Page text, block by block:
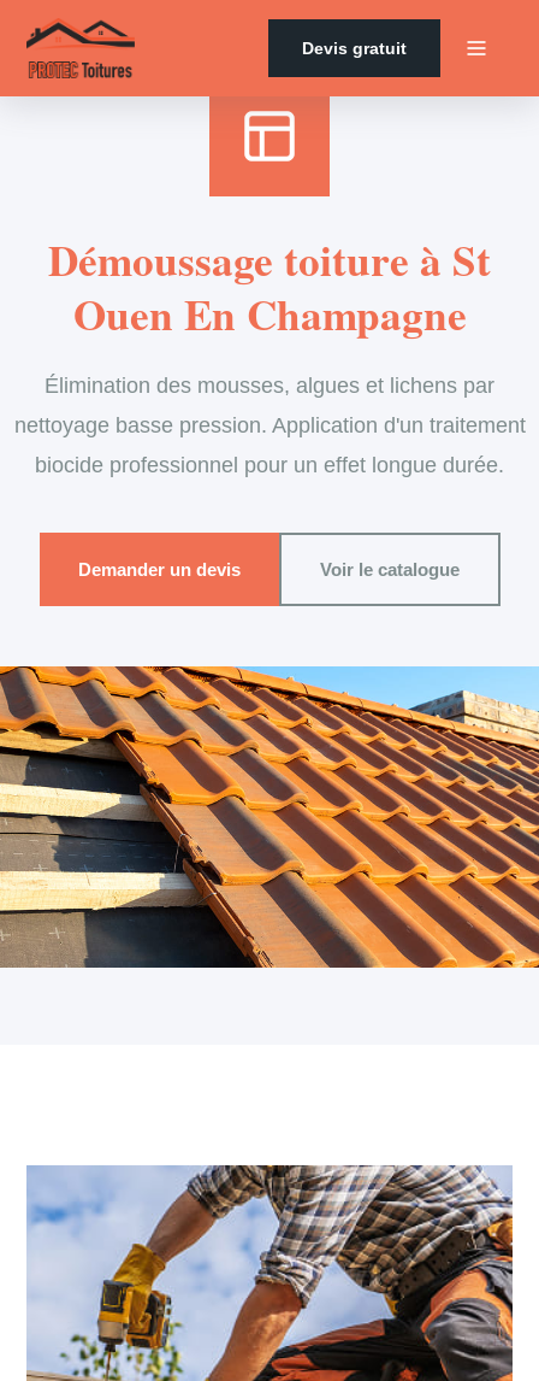
Devis gratuit
Démoussage toiture à St
Ouen En Champagne
Élimination des mousses, algues et lichens par
nettoyage basse pression. Application d'un traitement
biocide professionnel pour un effet longue durée.
Demander un devis Voir le catalogue